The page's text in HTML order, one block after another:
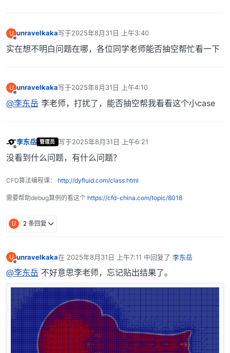
|    \\/     M anipulation  |
\
FoamFile
    class       volScalarField;
    object      p_rgh;
dimensions      [1 -1 -2 0 0 0 0];
    {
        type    	fixedFluxPressure;
        value		uniform 0;
    outlet
    {
        type            prghPressure;
        p                 uniform 0;
        value           uniform 0;
U unravelkaka写于2025年8月31日 上午3:40
最后由 编辑
实在想不明白问题在哪，各位同学老师能否抽空帮忙看一下
U unravelkaka写于2025年8月31日 上午4:10
最后由 编辑
@李东岳 李老师，打扰了，能否抽空帮我看看这个小case
李东岳 管理员 写于2025年8月31日 上午6:21
最后由 编辑
没看到什么问题，有什么问题？
CFD算法编程课： http://dyfluid.com/class.html
需要帮助debug算例的看这个 https://cfd-china.com/topic/8018
U 2 条回复
U unravelkaka在 2025年8月31日 上午7:11 中回复了 李东岳
最后由 编辑
@李东岳 不好意思李老师，忘记贴出结果了。